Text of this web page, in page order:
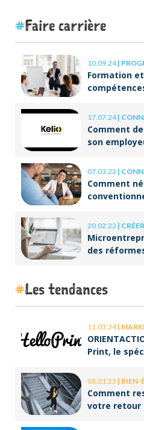
Faire carrière
10.09.24|
Formation
17.07.24|
Comment
son
07.03.23 |
Comment
20.02.23 |
des
Les tendances
11.03.24|
Print, le
03.01.23 | BIEN-
Comment
votre retour